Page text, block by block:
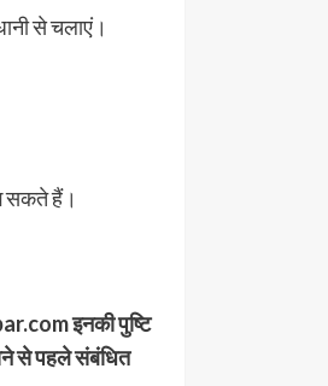
से चलाएं।
सकते हैं।
इनकी पुष्टि
से पहले संबंधित